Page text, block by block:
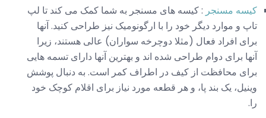
کیسه مسنجر : کیسه های مسنجر به شما کمک می کند تا لپ
تاپ و موارد دیگر خود را با ارگونومیک نیز طراحی کنید. آنها
برای افراد فعال (مثلا دوچرخه سواران) عالی هستند، زیرا
آنها برای دوام طراحی شده اند و بهترین آنها دارای تسمه هایی
برای محافظت از کیف در اطراف کمر است. به دنبال پوشش
وینیل، یک بند پا، و هر قطعه مورد نیاز برای اقلام کوچک خود
را.